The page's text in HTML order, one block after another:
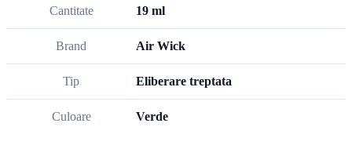
Cantitate 19 ml
Brand Air Wick
Tip Eliberare treptata
Culoare Verde